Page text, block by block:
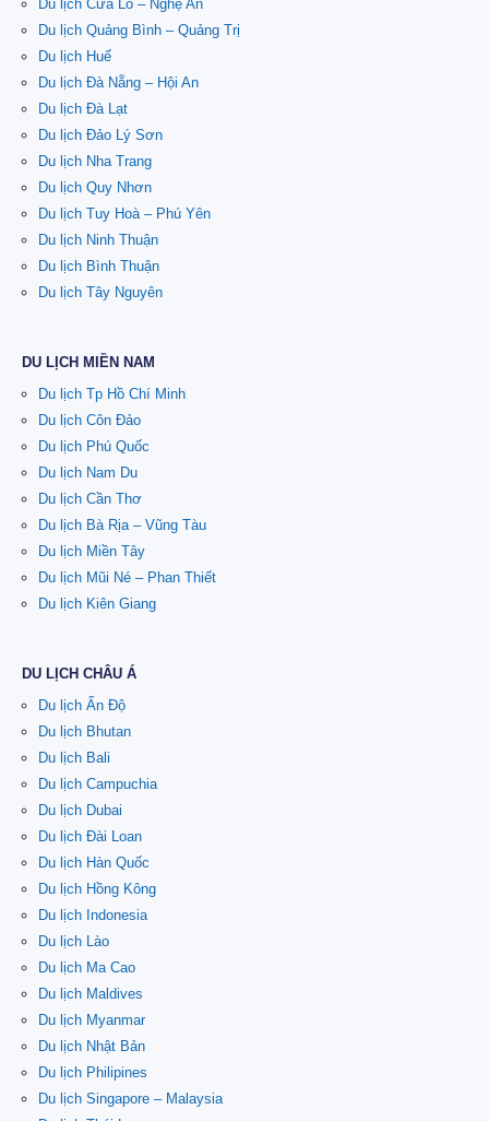
Du lịch Cửa Lò – Nghệ An
Du lịch Quảng Bình – Quảng Trị
Du lịch Huế
Du lịch Đà Nẵng – Hội An
Du lịch Đà Lạt
Du lịch Đảo Lý Sơn
Du lịch Nha Trang
Du lịch Quy Nhơn
Du lịch Tuy Hoà – Phú Yên
Du lịch Ninh Thuận
Du lịch Bình Thuận
Du lịch Tây Nguyên
DU LỊCH MIỀN NAM
Du lịch Tp Hồ Chí Minh
Du lịch Côn Đảo
Du lịch Phú Quốc
Du lịch Nam Du
Du lịch Cần Thơ
Du lịch Bà Rịa – Vũng Tàu
Du lịch Miền Tây
Du lịch Mũi Né – Phan Thiết
Du lịch Kiên Giang
DU LỊCH CHÂU Á
Du lịch Ấn Độ
Du lịch Bhutan
Du lịch Bali
Du lịch Campuchia
Du lịch Dubai
Du lịch Đài Loan
Du lịch Hàn Quốc
Du lịch Hồng Kông
Du lịch Indonesia
Du lịch Lào
Du lịch Ma Cao
Du lịch Maldives
Du lịch Myanmar
Du lịch Nhật Bản
Du lịch Philipines
Du lịch Singapore – Malaysia